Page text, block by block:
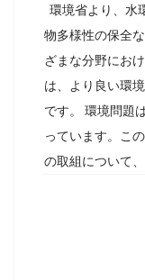
環境省より、水
物多様性の保全
ざまな分野にお
は、より良い環
です。 環境問題
っています。こ
の取組について